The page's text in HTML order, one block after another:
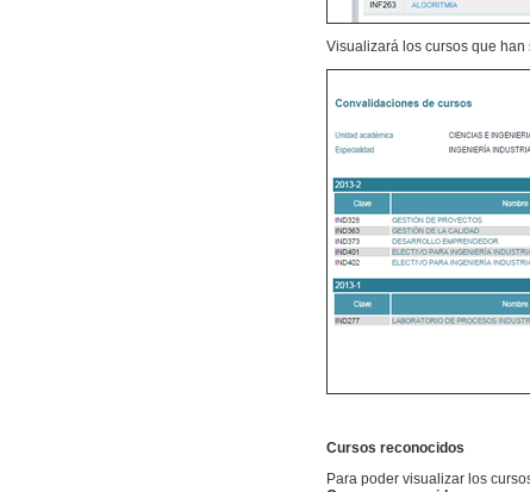
Visualizará los cursos que
Cursos reconocidos
Para poder visualizar los